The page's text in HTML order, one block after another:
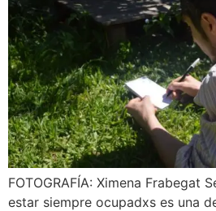
FOTOGRAFÍA: Ximena Frabegat
estar siempre ocupadxs es una